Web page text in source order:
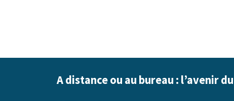
A distance ou au bureau : l’avenir